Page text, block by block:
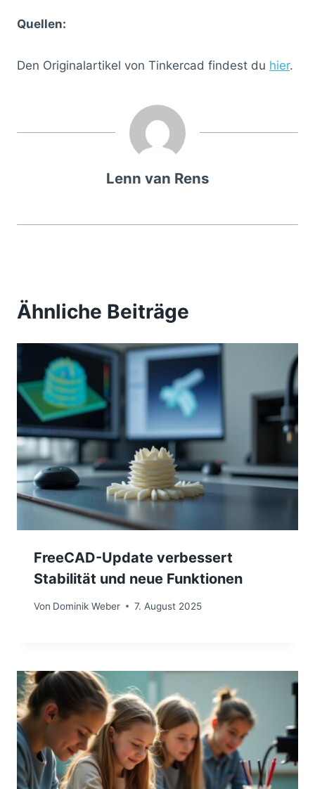
Quellen:
Den Originalartikel von Tinkercad findest du hier.
Lenn van Rens
Ähnliche Beiträge
FreeCAD-Update verbessert
Stabilität und neue Funktionen
Von Dominik Weber 7. August 2025